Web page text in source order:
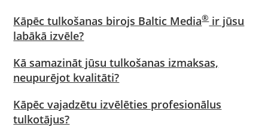
Kāpēc tulkošanas birojs Baltic Media®ir jūsu
labākā izvēle?
Kā samazināt jūsu tulkošanas izmaksas,
neupurējot kvalitāti?
Kāpēc vajadzētu izvēlēties profesionālus
tulkotājus?